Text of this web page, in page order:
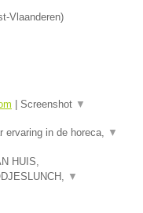
Vlaanderen)
Screenshot ▼
ervaring in de horeca, ▼
HUIS,
▼